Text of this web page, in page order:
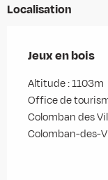
Localisation
Jeux en bois
Altitude : 1103m
Office de
Colomban des
Colomban-des-